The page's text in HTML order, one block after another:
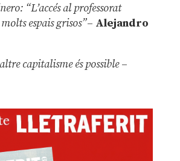
“L’accés al professorat
espais grisos”– Alejandro
capitalisme és possible –